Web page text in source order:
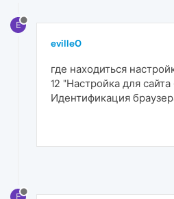
E
eville0
где находиться
12 "Настройка для
Идентификация
E